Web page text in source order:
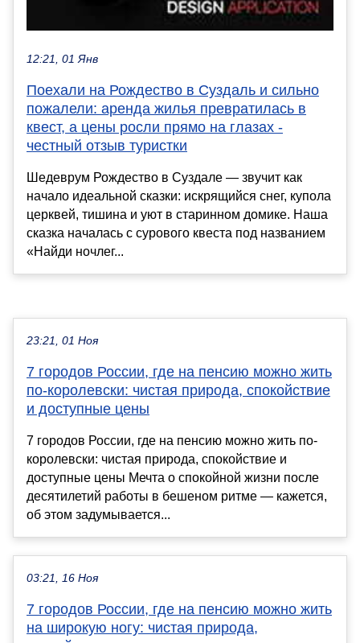
12:21, 01 Янв
Поехали на Рождество в Суздаль и сильно
пожалели: аренда жилья превратилась в
квест, а цены росли прямо на глазах -
честный отзыв туристки
Шедеврум Рождество в Суздале — звучит как
начало идеальной сказки: искрящийся снег, купола
церквей, тишина и уют в старинном домике. Наша
сказка началась с сурового квеста под названием
«Найди ночлег...
23:21, 01 Ноя
7 городов России, где на пенсию можно жить
по-королевски: чистая природа, спокойствие
и доступные цены
7 городов России, где на пенсию можно жить по-
королевски: чистая природа, спокойствие и
доступные цены Мечта о спокойной жизни после
десятилетий работы в бешеном ритме — кажется,
об этом задумывается...
03:21, 16 Ноя
7 городов России, где на пенсию можно жить
на широкую ногу: чистая природа,